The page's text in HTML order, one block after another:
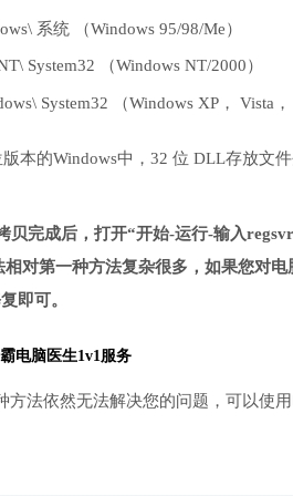
系统 （Windows 95/98/Me）
System32 （Windows NT/2000）
System32 （Windows XP， Vista
本的Windows中，32 位 DLL存放文
贝完成后，打开“开始-运行-输入
相对第一种方法复杂很多，如果您对
即可。
电脑医生1v1服务
方法依然无法解决您的问题，可以使